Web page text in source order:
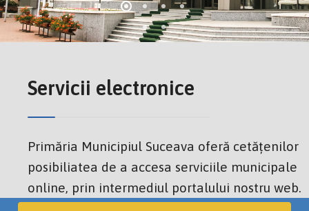
Servicii electronice
Primăria Municipiul Suceava oferă cetățenilor
posibiliatea de a accesa serviciile municipale
online, prin intermediul portalului nostru web.